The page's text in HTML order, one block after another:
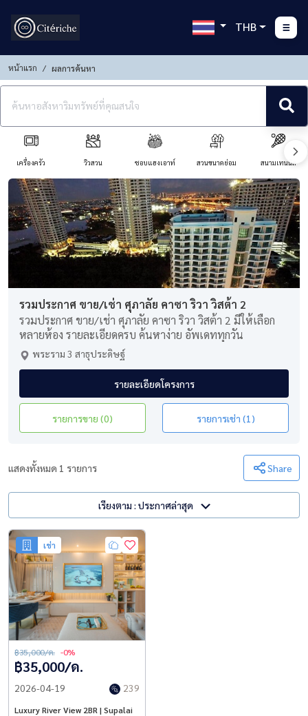
THB
หน้าแรก ผลการค้นหา
เครื่องครัว วิวสวน ชอบแฮงเอาท์ สวนขนาดย่อม สนามเทนนิส
รวมประกาศ ขาย/เช่า ศุภาลัย คาซา ริวา วิสต้า 2
รวมประกาศ ขาย/เช่า ศุภาลัย คาซา ริวา วิสต้า 2 มีให้เลือก
หลายห้อง รายละเอียดครบ ค้นหาง่าย อัพเดททุกวัน
พระราม 3 สาธุประดิษฐ์
รายละเอียดโครงการ
รายการขาย (0) รายการเช่า (1)
แสดงทั้งหมด 1 รายการ Share
เรียงตาม : ประกาศล่าสุด
เช่า
฿35,000/ด.
฿35,000/ด. -0%
2026-04-19 239
Luxury River View 2BR | Supalai